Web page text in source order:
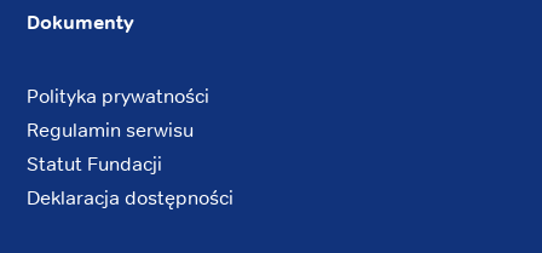
Dokumenty
Polityka prywatności
Regulamin serwisu
Statut Fundacji
Deklaracja dostępności